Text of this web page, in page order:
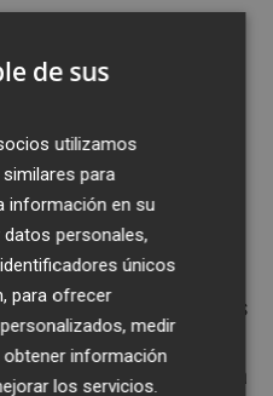
2016
ha destacado
que significan
los presupuestos
de 7,5 millones,
la implantación de la
de sus
utilizamos
para
información en su
personales,
únicos
para ofrecer
medir
información
los servicios.